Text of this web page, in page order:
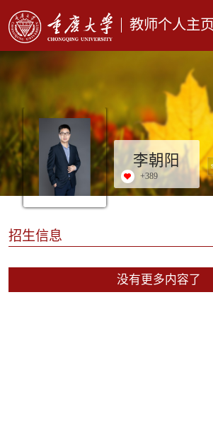
教师个人主页
李朝阳
+389
招生信息
没有更多内容了